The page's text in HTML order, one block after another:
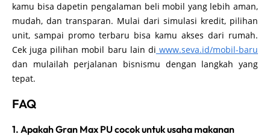
kamu bisa dapetin pengalaman beli mobil yang lebih aman,
mudah, dan transparan. Mulai dari simulasi kredit, pilihan
unit, sampai promo terbaru bisa kamu akses dari rumah.
Cek juga pilihan mobil baru lain di www.seva.id/mobil-baru
dan mulailah perjalanan bisnismu dengan langkah yang
tepat.
FAQ
1. Apakah Gran Max PU cocok untuk usaha makanan